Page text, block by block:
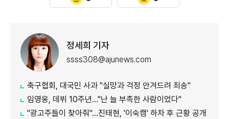
정세희 기자
ssss308@ajunews.com
축구협회, 대국민 사과 "실망과 걱정 안겨드려 죄송"
임영웅, 데뷔 10주년…"난 늘 부족한 사람이었다"
"광고주들이 찾아줘"…진태현, '이숙캠' 하차 후 근황 공개